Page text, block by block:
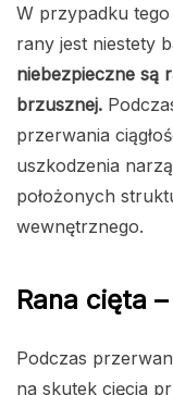
W przypadku
rany jest niestety
niebezpieczne są
brzusznej.
przerwania
uszkodzenia
położonych
wewnętrznego.
Rana cięta
Podczas
na skutek cięcia